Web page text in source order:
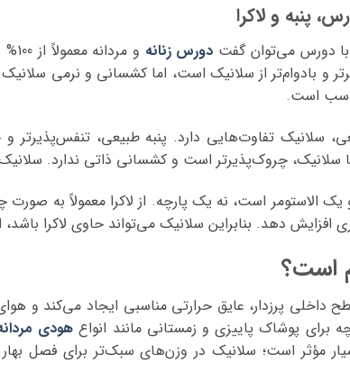
پنبه و لاکرا
دورس می‌توان گفت دورس زنانه
و
و بادوام‌تر از سلانیک است، اما کشسانی و نرمی
است.
سلانیک تفاوت‌هایی دارد. پنبه طبیعی،
سلانیک، چروک‌پذیرتر است و کشسانی ذاتی ندارد.
الاستومر است، نه یک پارچه. از لاکرا معمولاً به
دهد. بنابراین سلانیک می‌تواند حاوی لاکرا باشد،
است؟
داخلی پرزدار، عایق حرارتی مناسبی ایجاد می‌کند و
برای پوشاک پاییزی و زمستانی مانند انواع هودی
مؤثر است؛ سلانیک در وزن‌های سبک‌تر برای فصل